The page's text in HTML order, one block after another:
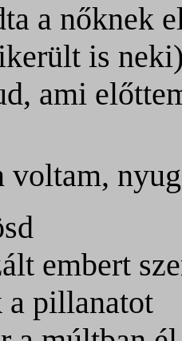
a nőknek
is
ami
voltam,
embert
a pillanatot